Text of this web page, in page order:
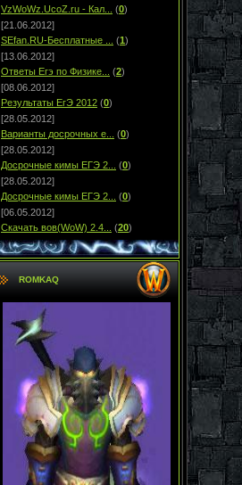
VzWoWz.UcoZ.ru - Кал...
(0)
[21.06.2012]
SEfan.RU-Бесплатные ...
(1)
[13.06.2012]
Ответы Егэ по Физике...
(2)
[08.06.2012]
Результаты ЕгЭ 2012 (0)
[28.05.2012]
Варианты досрочных е...
(0)
[28.05.2012]
Досрочные кимы ЕГЭ 2...
(0)
[28.05.2012]
Досрочные кимы ЕГЭ 2...
(0)
[06.05.2012]
Скачать вов(WoW) 2.4...
(20)
ROMKAQ